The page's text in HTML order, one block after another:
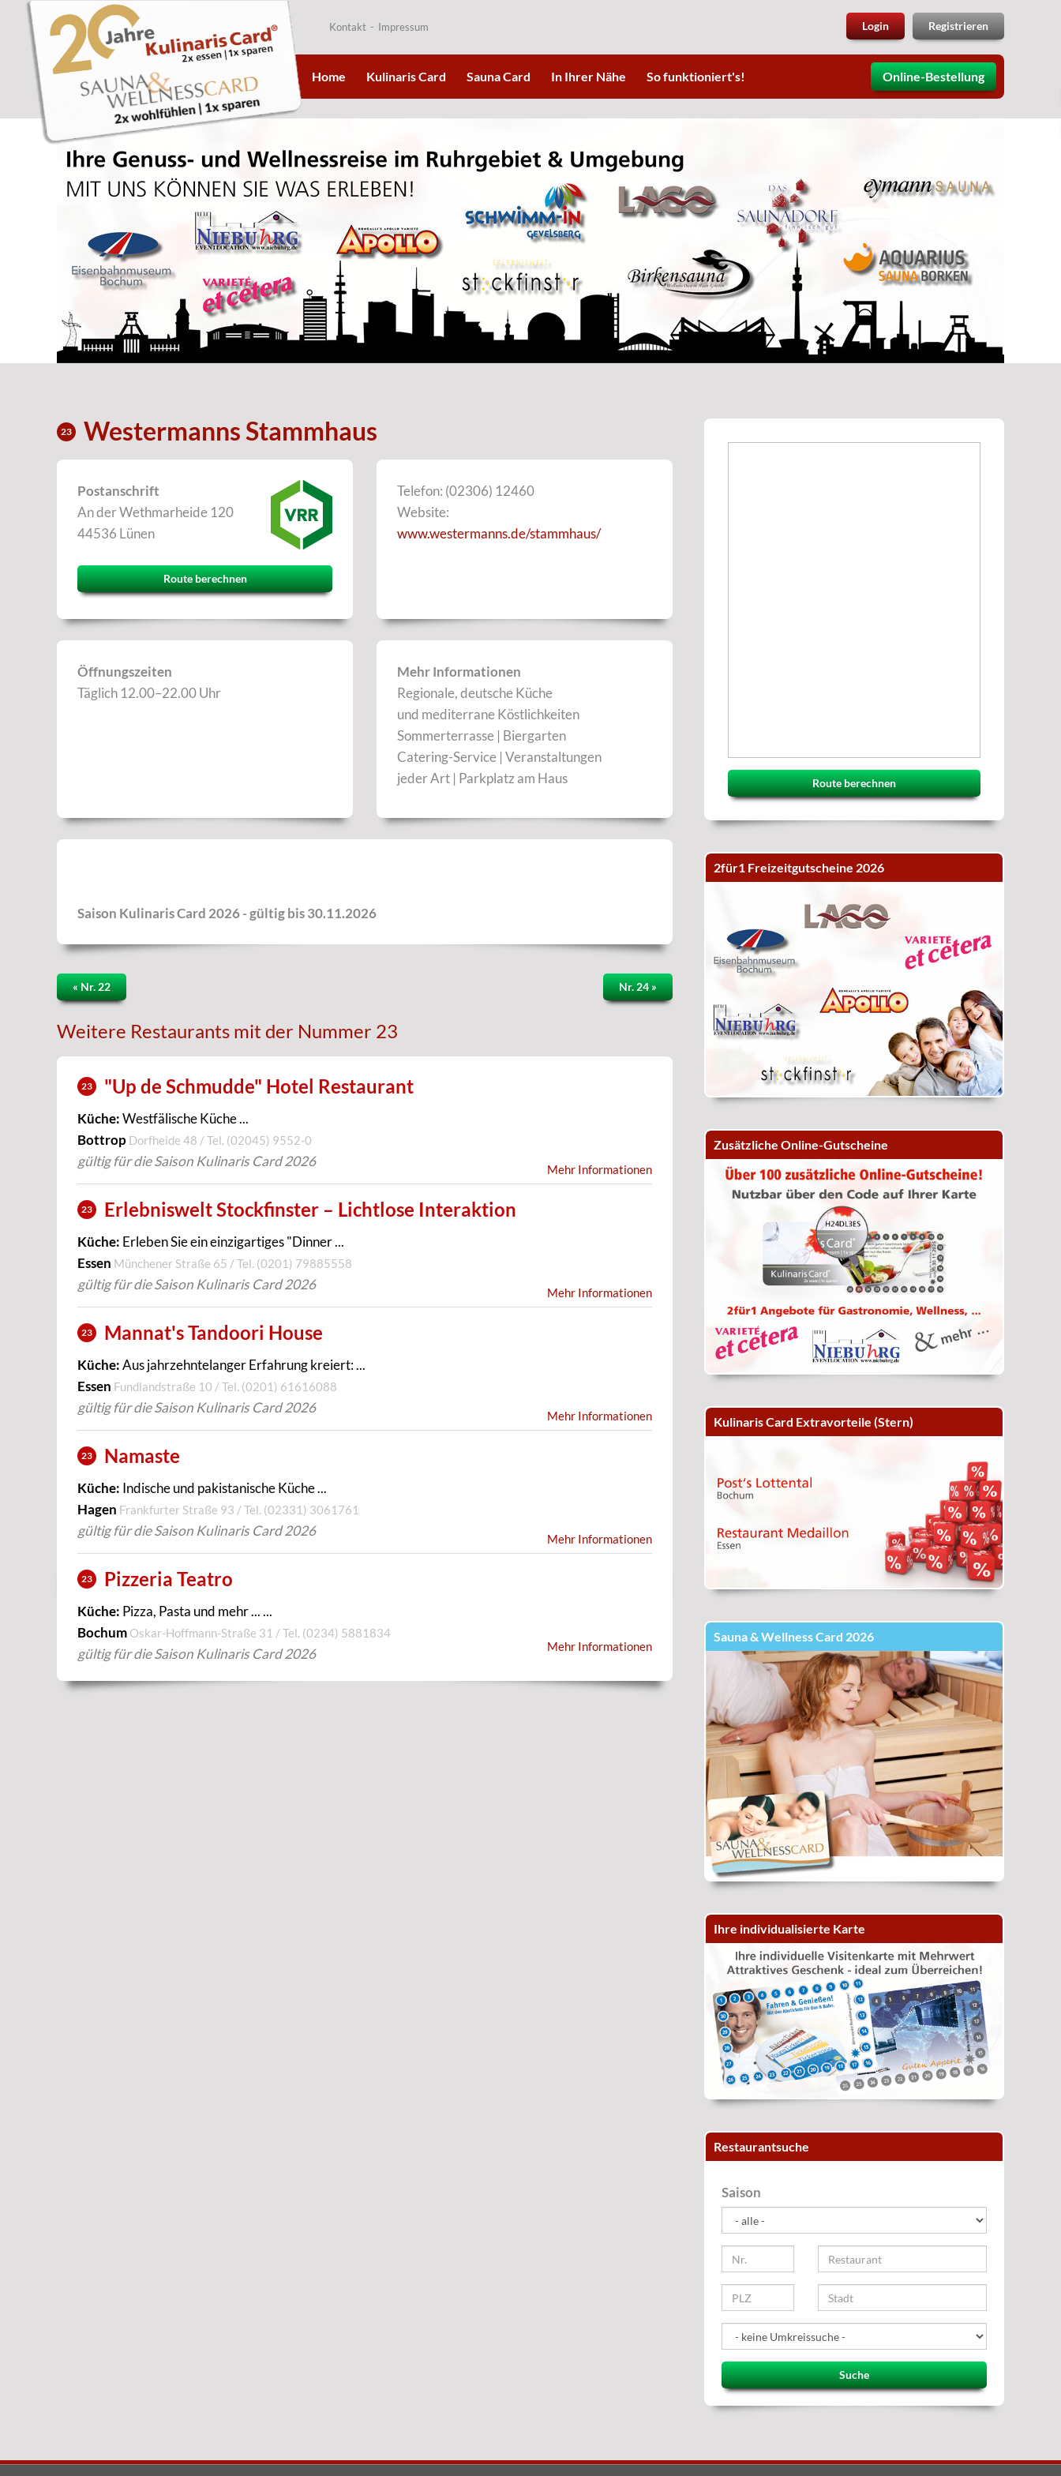
Login Registrieren
Kontakt Impressum
Online-Bestellung
Home Kulinaris Card Sauna Card In Ihrer Nähe So funktioniert's!
23 Westermanns Stammhaus
Postanschrift
An der Wethmarheide 120
44536 Lünen
Route berechnen
Telefon: (02306) 12460
Website:
www.westermanns.de/stammhaus/
Öffnungszeiten
Täglich 12.00–22.00 Uhr
Mehr Informationen
Regionale, deutsche Küche
und mediterrane Köstlichkeiten
Sommerterrasse | Biergarten
Catering-Service | Veranstaltungen
jeder Art | Parkplatz am Haus
Saison Kulinaris Card 2026 - gültig bis 30.11.2026
« Nr. 22 Nr. 24 »
Weitere Restaurants mit der Nummer 23
23 "Up de Schmudde" Hotel Restaurant
Küche:Westfälische Küche ...
Bottrop Dorfheide 48 / Tel. (02045) 9552-0
gültig für die Saison Kulinaris Card 2026
Mehr Informationen
23 Erlebniswelt Stockfinster – Lichtlose Interaktion
Küche: Erleben Sie ein einzigartiges "Dinner ...
Essen Münchener Straße 65 / Tel. (0201) 79885558
gültig für die Saison Kulinaris Card 2026
Mehr Informationen
23 Mannat's Tandoori House
Küche:Aus jahrzehntelanger Erfahrung kreiert: ...
Essen Fundlandstraße 10 / Tel. (0201) 61616088
gültig für die Saison Kulinaris Card 2026
Mehr Informationen
23 Namaste
Küche: Indische und pakistanische Küche ...
Hagen Frankfurter Straße 93 / Tel. (02331) 3061761
gültig für die Saison Kulinaris Card 2026
Mehr Informationen
23 Pizzeria Teatro
Küche: Pizza, Pasta und mehr ... ...
Bochum Oskar-Hoffmann-Straße 31 / Tel. (0234) 5881834
gültig für die Saison Kulinaris Card 2026 Mehr Informationen
Route berechnen
2für1 Freizeitgutscheine 2026
Zusätzliche Online-Gutscheine
Kulinaris Card Extravorteile (Stern)
Sauna & Wellness Card 2026
Ihre individualisierte Karte
Restaurantsuche
Saison
Suche